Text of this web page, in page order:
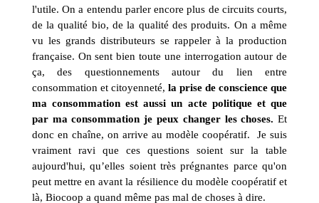
l'utile. On a entendu parler encore plus de circuits courts,
de la qualité bio, de la qualité des produits. On a même
vu les grands distributeurs se rappeler à la production
française. On sent bien toute une interrogation autour de
ça, des questionnements autour du lien entre
consommation et citoyenneté, la prise de conscience que
ma consommation est aussi un acte politique et que
par ma consommation je peux changer les choses. Et
donc en chaîne, on arrive au modèle coopératif. Je suis
vraiment ravi que ces questions soient sur la table
aujourd'hui, qu’elles soient très prégnantes parce qu'on
peut mettre en avant la résilience du modèle coopératif et
là, Biocoop a quand même pas mal de choses à dire.